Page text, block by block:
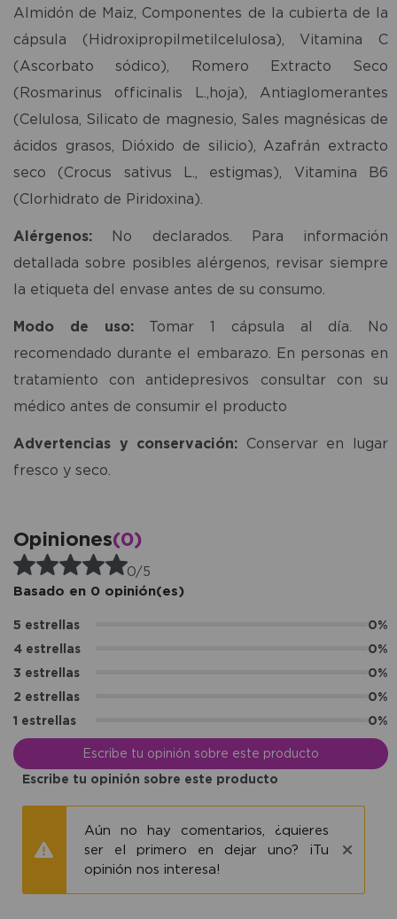
Almidón de Maiz, Componentes de la cubierta de la
cápsula (Hidroxipropilmetilcelulosa), Vitamina C
(Ascorbato sódico), Romero Extracto Seco
(Rosmarinus officinalis L.,hoja), Antiaglomerantes
(Celulosa, Silicato de magnesio, Sales magnésicas de
ácidos grasos, Dióxido de silicio), Azafrán extracto
seco (Crocus sativus L., estigmas), Vitamina B6
(Clorhidrato de Piridoxina).
Alérgenos: No declarados. Para información
detallada sobre posibles alérgenos, revisar siempre
la etiqueta del envase antes de su consumo.
Modo de uso:Tomar 1 cápsula al día. No
recomendado durante el embarazo. En personas en
tratamiento con antidepresivos consultar con su
médico antes de consumir el producto
Advertencias y conservación: Conservar en lugar
fresco y seco.
Opiniones(0)
0/5
Basado en 0 opinión(es)
5 estrellas
0%
4 estrellas
0%
3 estrellas
0%
2 estrellas
0%
1 estrellas
0%
Escribe tu opinión sobre este producto
Escribe tu opinión sobre este producto
Aún no hay comentarios, ¿quieres
ser el primero en dejar uno? ¡Tu
opinión nos interesa!